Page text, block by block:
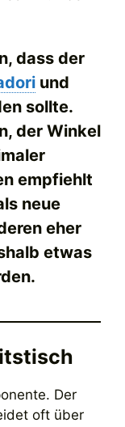
dass der
und
sollte.
der Winkel
empfiehlt
neue
eher
etwas
Der
oft über